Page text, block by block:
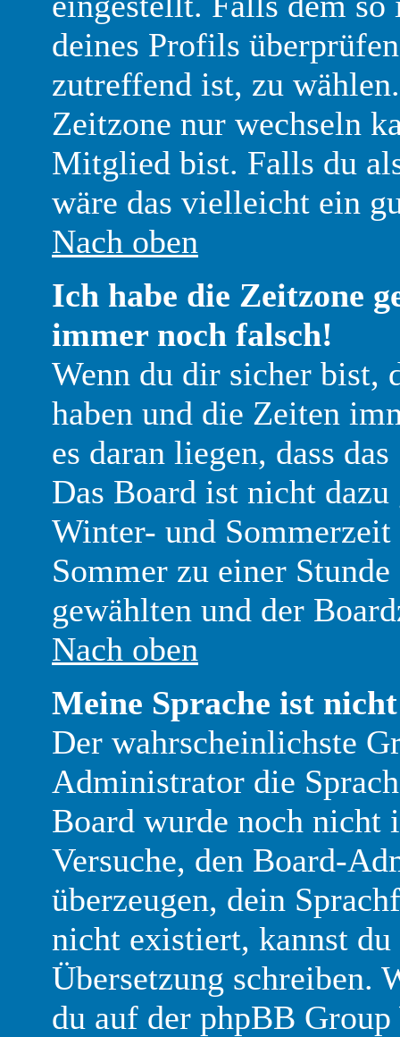
deines Profils
zutreffend ist, zu
Zeitzone nur wechseln
Mitglied bist. Falls du
wäre das vielleicht ein
Nach oben
Ich habe die Zeitzone
immer noch falsch!
Wenn du dir sicher bist,
haben und die Zeiten
es daran liegen, dass
Das Board ist nicht
Winter- und
Sommer zu einer
gewählten und der
Nach oben
Meine Sprache ist
Der wahrscheinlichste
Administrator die
Board wurde noch nicht
Versuche, den Board-
überzeugen, dein
nicht existiert, kannst du
Übersetzung schreiben.
du auf der phpBB